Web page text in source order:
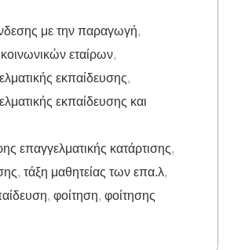
με την παραγωγή,
εταίρων,
εκπαίδευσης,
εκπαίδευσης και
επαγγελματικής κατάρτισης,
, τάξη μαθητείας των επα.λ,
, φοίτηση, φοίτησης